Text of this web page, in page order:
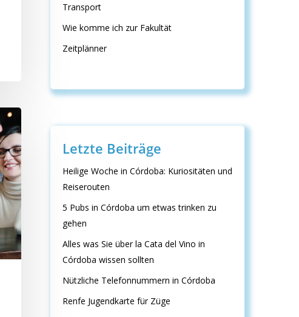
Transport
Wie komme ich zur Fakultät
Zeitplänner
Letzte Beiträge
Heilige Woche in Córdoba: Kuriositäten und
Reiserouten
5 Pubs in Córdoba um etwas trinken zu
gehen
Alles was Sie über la Cata del Vino in
Córdoba wissen sollten
Nützliche Telefonnummern in Córdoba
Renfe Jugendkarte für Züge